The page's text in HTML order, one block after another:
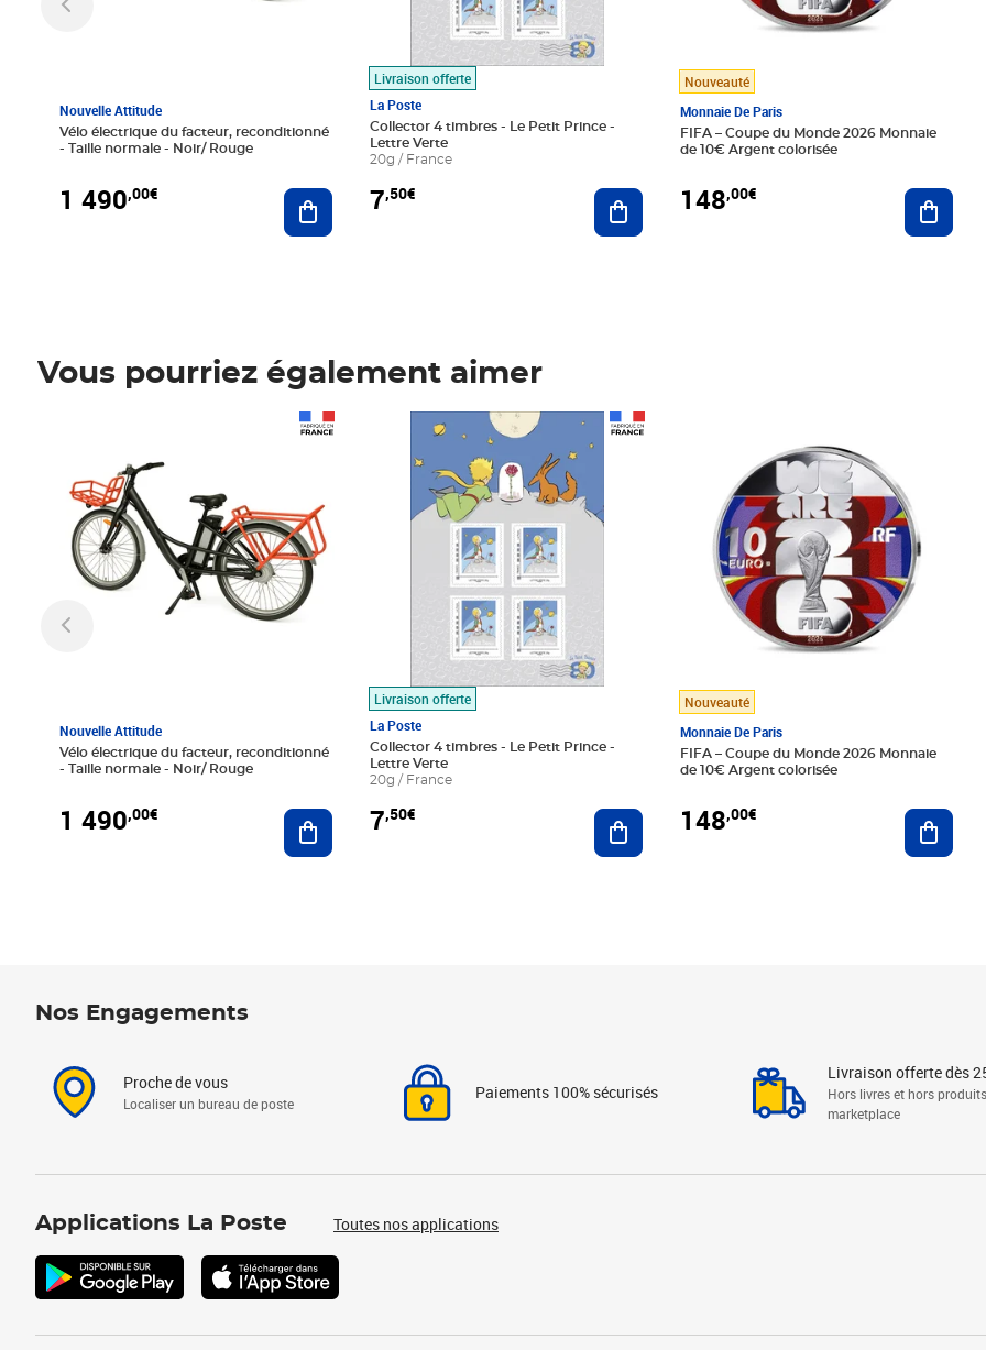
Nouvelle Attitude
Vélo électrique du facteur, reconditionné
- Taille normale - Noir/ Rouge
1 490,00€ Ajouter au panier
Livraison offerte
La Poste
Collector 4 timbres - Le Petit Prince -
Lettre Verte
20g / France
7,50€ Ajouter au panier
Nouveauté
Monnaie De Paris
FIFA – Coupe du Monde 2026 Monnaie
de 10€ Argent colorisée
148,00€
Vous pourriez également aimer
Nouvelle Attitude
Vélo électrique du facteur, reconditionné
- Taille normale - Noir/ Rouge
1 490,00€ Ajouter au panier
Livraison offerte
La Poste
Collector 4 timbres - Le Petit Prince -
Lettre Verte
20g / France
7,50€
Prix 7,50€
Ajouter au panier
Nouveauté
Monnaie De Paris
FIFA – Coupe du Monde 2026 Monnaie
de 10€ Argent colorisée
148,00€
Nos Engagements
Proche de vous
Localiser un bureau de poste
Paiements 100% sécurisés
Livraison offerte dès
Hors livres et hors produits
marketplace
Applications La Poste Toutes nos applications